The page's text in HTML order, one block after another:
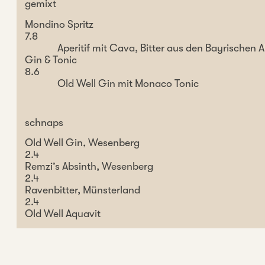
gemixt
Mondino Spritz
7.8
Aperitif mit Cava, Bitter aus den Bayrischen
Gin & Tonic
8.6
Old Well Gin mit Monaco Tonic
schnaps
Old Well Gin, Wesenberg
2.4
Remzi’s Absinth, Wesenberg
2.4
Ravenbitter, Münsterland
2.4
Old Well Aquavit